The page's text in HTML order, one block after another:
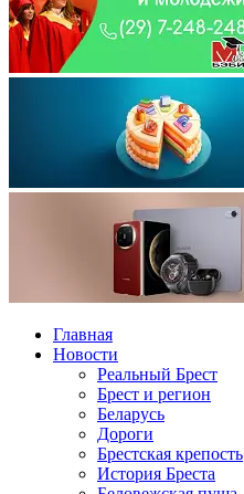
Главная
Новости
Реальный Брест
Брест и регион
Беларусь
Дороги
Брестская крепость
История Бреста